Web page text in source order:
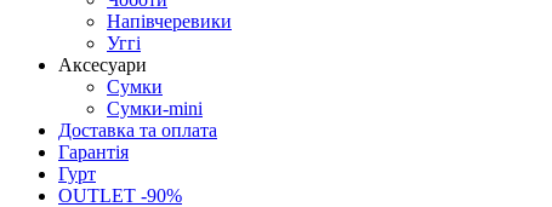
Напівчеревики
Уггі
Аксесуари
Сумки
Сумки-mini
Доставка та оплата
Гарантія
Гурт
OUTLET -90%